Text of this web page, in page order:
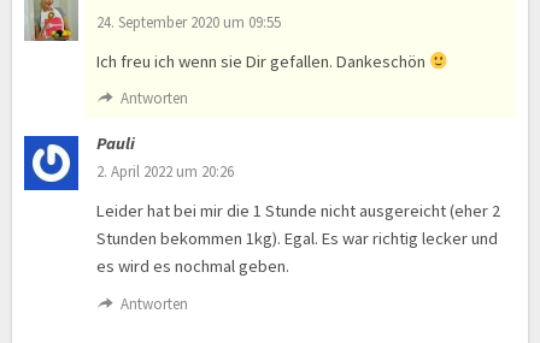
24. September 2020 um 09:55
Ich freu ich wenn sie Dir gefallen. Dankeschön
Antworten
Pauli
2. April 2022 um 20:26
Leider hat bei mir die 1 Stunde nicht ausgereicht (eher 2
Stunden bekommen 1kg). Egal. Es war richtig lecker und
es wird es nochmal geben.
Antworten